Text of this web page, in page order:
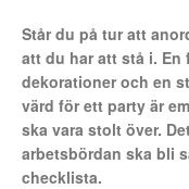
Står du på tur att
att du har att stå i. En
dekorationer och en
värd för ett party är
ska vara stolt över.
arbetsbördan ska bli
checklista.